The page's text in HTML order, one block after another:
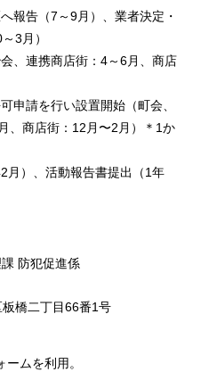
報告（7～9月）、業者決定・
3月）
、連携商店街：4～6月、商店
申請を行い設置開始（町会、
、商店街：12月〜2月）＊1か
月）、活動報告書提出（1年
防犯促進係
橋二丁目66番1号
ムを利用。